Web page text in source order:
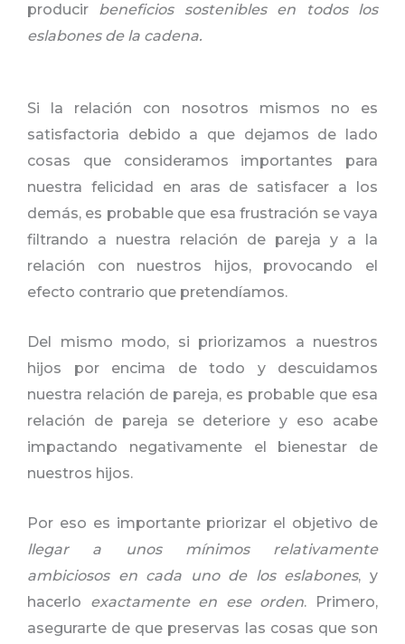
producir beneficios sostenibles en todos los
eslabones de la cadena.
Si la relación con nosotros mismos no es
satisfactoria debido a que dejamos de lado
cosas que consideramos importantes para
nuestra felicidad en aras de satisfacer a los
demás, es probable que esa frustración se vaya
filtrando a nuestra relación de pareja y a la
relación con nuestros hijos, provocando el
efecto contrario que pretendíamos.
Del mismo modo, si priorizamos a nuestros
hijos por encima de todo y descuidamos
nuestra relación de pareja, es probable que esa
relación de pareja se deteriore y eso acabe
impactando negativamente el bienestar de
nuestros hijos.
Por eso es importante priorizar el objetivo de
llegar a unos mínimos relativamente
ambiciosos en cada uno de los eslabones, y
hacerlo exactamente en ese orden. Primero,
asegurarte de que preservas las cosas que son